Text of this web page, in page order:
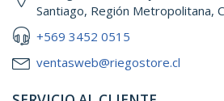
Santiago, Región Metropolitana,
+569 3452 0515
ventasweb@riegostore.cl